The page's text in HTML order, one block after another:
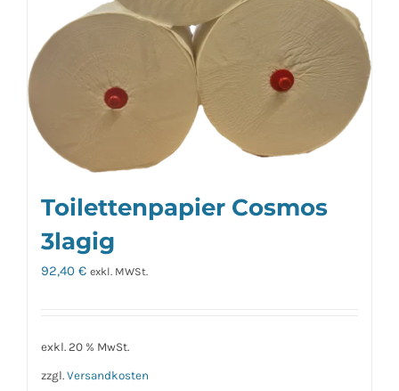
Toilettenpapier Cosmos
3lagig
92,40 € exkl. MWSt.
exkl. 20 % MwSt.
zzgl. Versandkosten